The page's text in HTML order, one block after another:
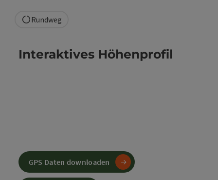
Rundweg
Interaktives Höhenprofil
GPS Daten downloaden